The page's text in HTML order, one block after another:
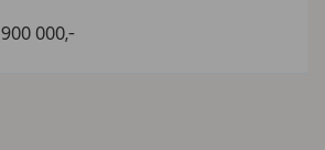
900 000,-